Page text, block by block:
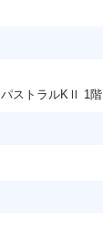
パストラルKⅡ 1階